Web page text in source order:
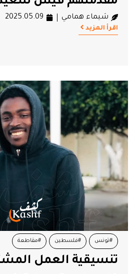
شيماء همامي 2025.05.09
اقرأ المزيد
#تونس #فلسطين #مقاطعة
تنسيقية العمل